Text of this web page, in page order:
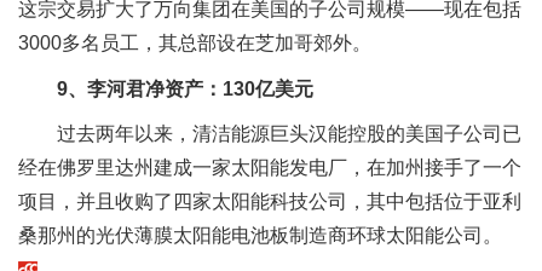
这宗交易扩大了万向集团在美国的子公司规模——现在包括
3000多名员工，其总部设在芝加哥郊外。
9、李河君净资产：130亿美元
过去两年以来，清洁能源巨头汉能控股的美国子公司已
经在佛罗里达州建成一家太阳能发电厂，在加州接手了一个
项目，并且收购了四家太阳能科技公司，其中包括位于亚利
桑那州的光伏薄膜太阳能电池板制造商环球太阳能公司。